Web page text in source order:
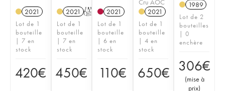
2021
Lot de 1
bouteille
| 7 en
stock
420€
2021 T
Lot de 1
bouteille
| 7 en
stock
450€
2021
Lot de 1
bouteille
| 6 en
stock
110€
Cru AOC
2021
Lot de 1
bouteille
| 4 en
stock
650€
1989
Lot de 2
bouteilles
| 0
enchère
306€
(mise à
prix)